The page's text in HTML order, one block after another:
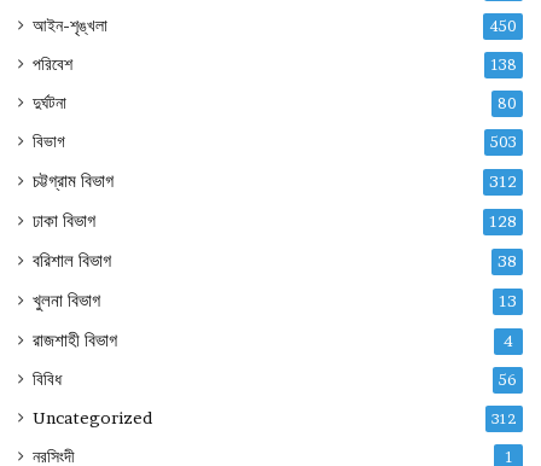
আইন-শৃঙ্খলা 450
পরিবেশ 138
দুর্ঘটনা 80
বিভাগ 503
চট্টগ্রাম বিভাগ 312
ঢাকা বিভাগ 128
বরিশাল বিভাগ 38
খুলনা বিভাগ 13
রাজশাহী বিভাগ 4
বিবিধ 56
Uncategorized 312
নরসিংদী 1